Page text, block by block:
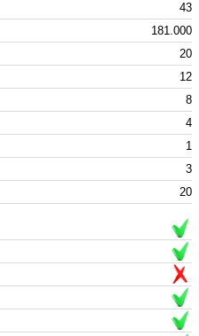
43
181.000
20
12
8
4
1
3
20